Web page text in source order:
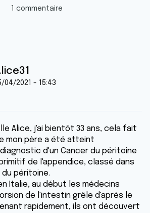
1 commentaire
04/2021 - 15:43
Alice, j'ai bientôt 33 ans, cela fait
mon père a été atteint
d'un Cancer du péritoine
de l'appendice, classé dans
péritoine.
Italie, au début les médecins
de l'intestin grêle d'après le
rapidement, ils ont découvert